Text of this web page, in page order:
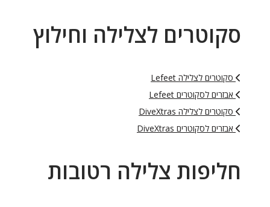
סקוטרים לצלילה וחילוץ
סקוטרים לצלילה Lefeet
אבזרים לסקוטרים Lefeet
סקוטרים לצלילה DiveXtras
אבזרים לסקוטרים DiveXtras
חליפות צלילה רטובות